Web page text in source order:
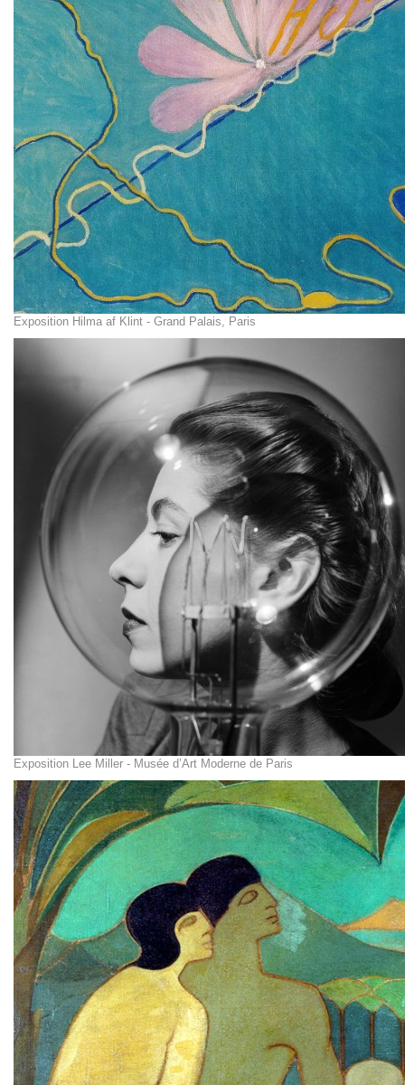
Exposition Hilma af Klint - Grand Palais, Paris
Exposition Lee Miller - Musée d’Art Moderne de Paris